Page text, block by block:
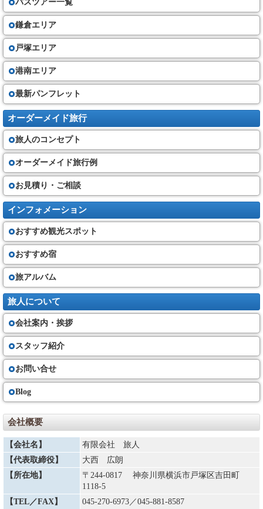
バスツアー一覧
鎌倉エリア
戸塚エリア
港南エリア
最新パンフレット
オーダーメイド旅行
旅人のコンセプト
オーダーメイド旅行例
お見積り・ご相談
インフォメーション
おすすめ観光スポット
おすすめ宿
旅アルバム
旅人について
会社案内・挨拶
スタッフ紹介
お問い合せ
Blog
会社概要
【会社名】
有限会社 旅人
【代表取締役】
大西 広朗
【所在地】
〒244-0817 神奈川県横浜市戸塚区吉田町
1118-5
【TEL／FAX】
045-270-6973 ／045-881-8587